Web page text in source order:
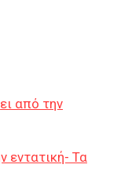
από την
εντατική- Τα